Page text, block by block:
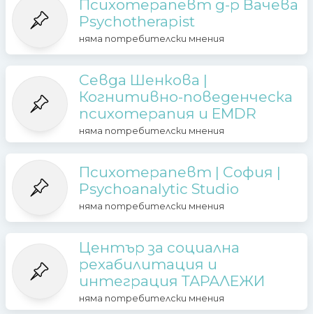
Психотерапевт д-р Вачева
Psychotherapist
няма потребителски мнения
Севда Шенкова |
Когнитивно-поведенческа
психотерапия и EMDR
няма потребителски мнения
Психотерапевт | София |
Psychoanalytic Studio
няма потребителски мнения
Център за социална
рехабилитация и
интеграция ТАРАЛЕЖИ
няма потребителски мнения